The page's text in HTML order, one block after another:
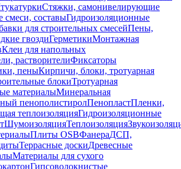
Стяжки, самонивелирующие
смеси, составыГидроизоляционные
для строительных смесейПены,
гвоздиГерметикиМонтажная
Клеи для напольных
растворителиФиксаторы
пеныКирпичи, блоки, тротуарная
блокиТротуарная
материалыМинеральная
пенополистиролПенопластПленки,
теплоизоляцияГидроизоляционные
ШумоизоляцияТеплоизоляция
Плиты OSBФанераДСП,
Террасные доскиДревесные
Материалы для сухого
Гипсоволокнистые